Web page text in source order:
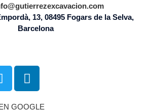
13, 08495 Fogars de la Selva,
Barcelona
GOOGLE